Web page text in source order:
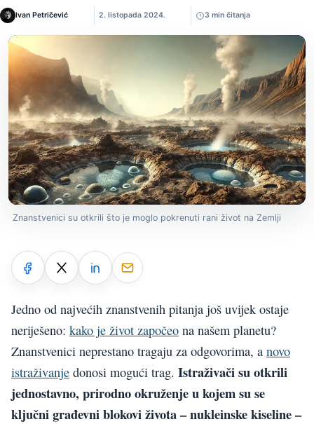
Ivan Petričević 2. listopada 2024. 3 min čitanja
Znanstvenici su otkrili što je moglo pokrenuti rani život na Zemlji
Jedno od najvećih znanstvenih pitanja još uvijek ostaje
neriješeno: kako je život započeo na našem planetu?
Znanstvenici neprestano tragaju za odgovorima, a novo
istraživanje donosi mogući trag. Istraživači su otkrili
jednostavno, prirodno okruženje u kojem su se
ključni građevni blokovi života – nukleinske kiseline –